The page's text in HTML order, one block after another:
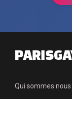
Qui sommes nous